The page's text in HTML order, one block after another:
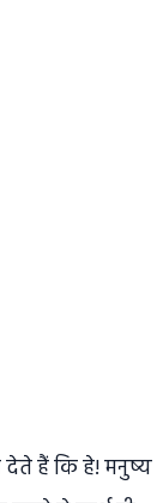
देते हैं कि हे! मनुष्य